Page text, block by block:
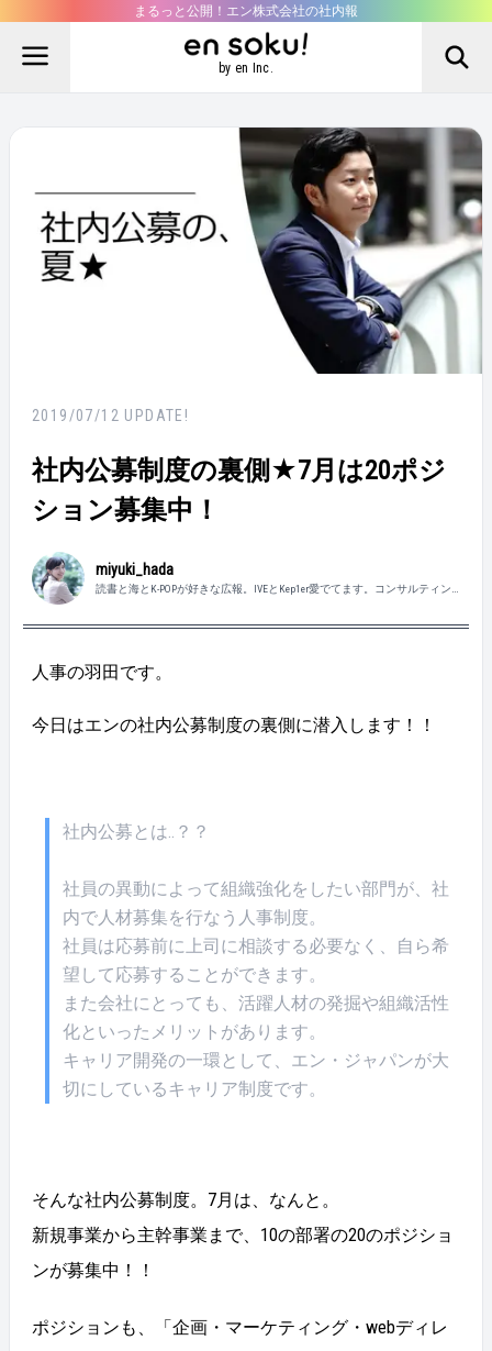
まるっと公開！エン株式会社の社内報
by en Inc.
2019/07/12 UPDATE!
社内公募制度の裏側★7月は20ポジ
ション募集中！
miyuki_hada
読書と海とK-POPが好きな広報。IVEとKep1er愛でてます。コンサルティン
人事の羽田です。
今日はエンの社内公募制度の裏側に潜入します！！
社内公募とは..？？
社員の異動によって組織強化をしたい部門が、社
内で人材募集を行なう人事制度。
社員は応募前に上司に相談する必要なく、自ら希
望して応募することができます。
また会社にとっても、活躍人材の発掘や組織活性
化といったメリットがあります。
キャリア開発の一環として、エン・ジャパンが大
切にしているキャリア制度です。
そんな社内公募制度。7月は、なんと。
新規事業から主幹事業まで、10の部署の20のポジショ
ンが募集中！！
ポジションも、「企画・マーケティング・webディレ